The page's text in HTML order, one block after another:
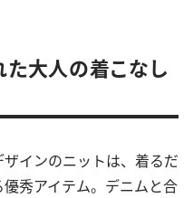
た大人の着こなし
インのニットは、着るだ
秀アイテム。デニムと合